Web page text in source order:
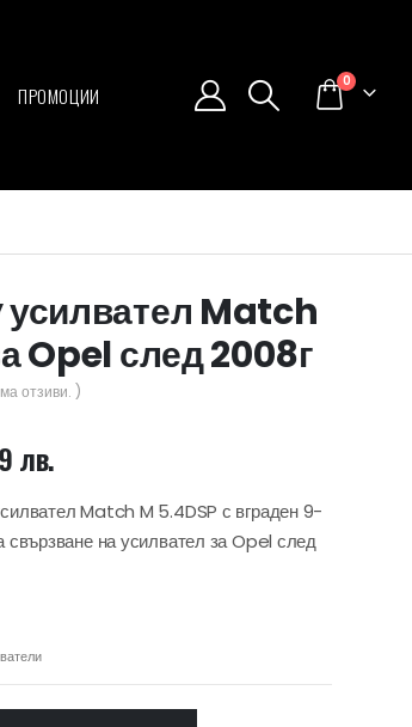
ПРОМОЦИИ
0
Match
Opel след 2008г
отзиви. )
лв.
Match M 5.4DSP с вграден 9-
свързване на усилвател за Opel след